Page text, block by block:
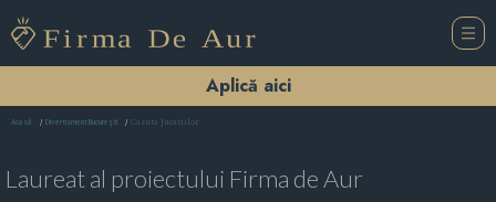
Aplică aici
Acasă Divertisment Bucureşti Casuta Jucariilor
Laureat al proiectului Firma de Aur